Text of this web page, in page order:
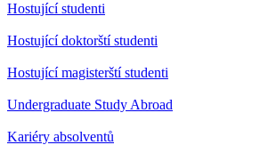
Hostující studenti
Hostující doktorští studenti
Hostující magisterští studenti
Undergraduate Study Abroad
Kariéry absolventů